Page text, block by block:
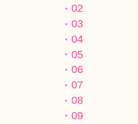
02
03
04
05
06
07
08
09